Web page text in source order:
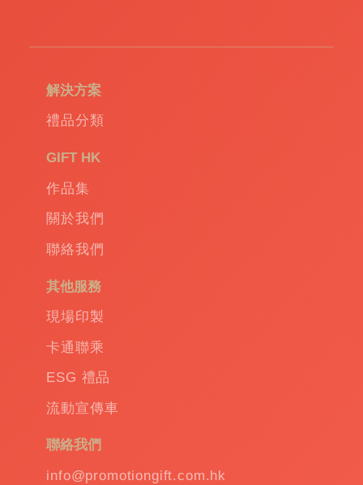
解決方案
禮品分類
GIFT HK
作品集
關於我們
聯絡我們
其他服務
現場印製
卡通聯乘
ESG 禮品
流動宣傳車
聯絡我們
info@promotiongift.com.hk